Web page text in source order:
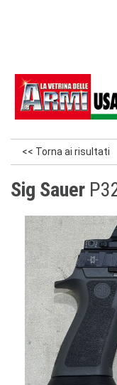
<< Torna ai risultati
Sig Sauer